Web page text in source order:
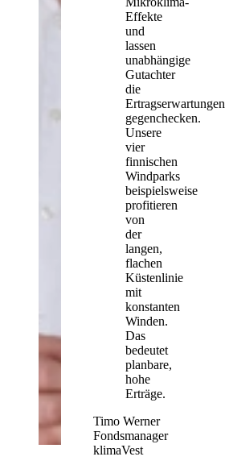
Effekte
und
lassen
unabhängige
Gutachter
die
Ertragserwartungen
gegenchecken.
Unsere
vier
finnischen
Windparks
beispielsweise
profitieren
von
der
langen,
flachen
Küstenlinie
mit
konstanten
Winden.
Das
bedeutet
planbare,
hohe
Erträge.
Timo Werner
Fondsmanager
klimaVest